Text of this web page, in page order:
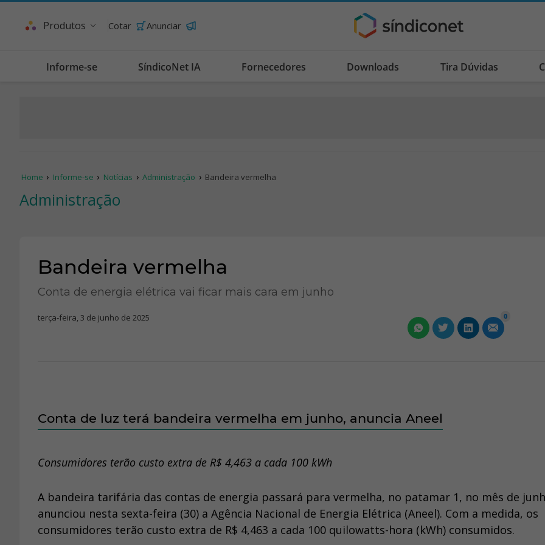
Produtos Cotar Anunciar
Informe-se SíndicoNet IA Fornecedores Downloads Tira Dúvidas
Home Informe-se Notícias Administração Bandeira vermelha
Administração
Bandeira vermelha
Conta de energia elétrica vai ficar mais cara em junho
terça-feira, 3 de junho de 2025 0
Conta de luz terá bandeira vermelha em junho, anuncia Aneel
Consumidores terão custo extra de R$ 4,463 a cada 100 kWh
A bandeira tarifária das contas de energia passará para vermelha, no patamar 1, no mês de
anunciou nesta sexta-feira (30) a Agência Nacional de Energia Elétrica (Aneel). Com a medida, os
consumidores terão custo extra de R$ 4,463 a cada 100 quilowatts-hora (kWh) consumidos.